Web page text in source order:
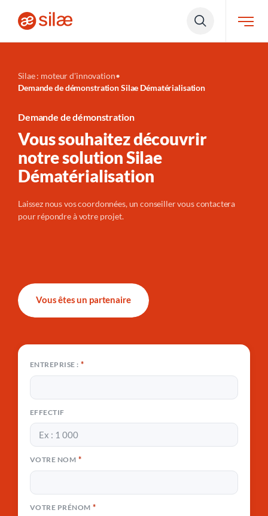
Silae : moteur d'innovation•
Demande de démonstration Silae Dématérialisation
Demande de démonstration
Vous souhaitez découvrir
notre solution Silae
Dématérialisation
Laissez nous vos coordonnées, un conseiller vous contactera
pour répondre à votre projet.
Vous êtes un partenaire
ENTREPRISE : *
EFFECTIF
VOTRE NOM *
VOTRE PRÉNOM *